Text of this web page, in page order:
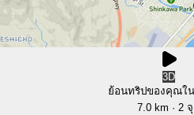
3D
ย้อนทริปของคุณใ
7.0 km · 2